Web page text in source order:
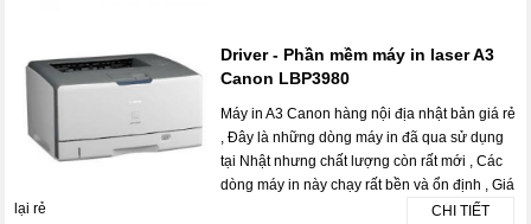
Driver - Phần mềm máy in laser A3
Canon LBP3980
Máy in A3 Canon hàng nội địa nhật bản giá rẻ
, Đây là những dòng máy in đã qua sử dụng
tại Nhật nhưng chất lượng còn rất mới , Các
dòng máy in này chạy rất bền và ổn định , Giá
lại rẻ
CHI TIẾT